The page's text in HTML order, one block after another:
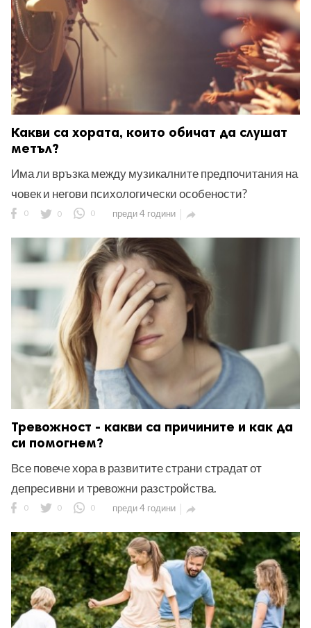
Какви са хората, които обичат да слушат
метъл?
Има ли връзка между музикалните предпочитания на
човек и негови психологически особености?
0 0 0 преди 4 години 
Тревожност - какви са причините и как да
си помогнем?
Все повече хора в развитите страни страдат от
депресивни и тревожни разстройства.
0 0 0 преди 4 години 